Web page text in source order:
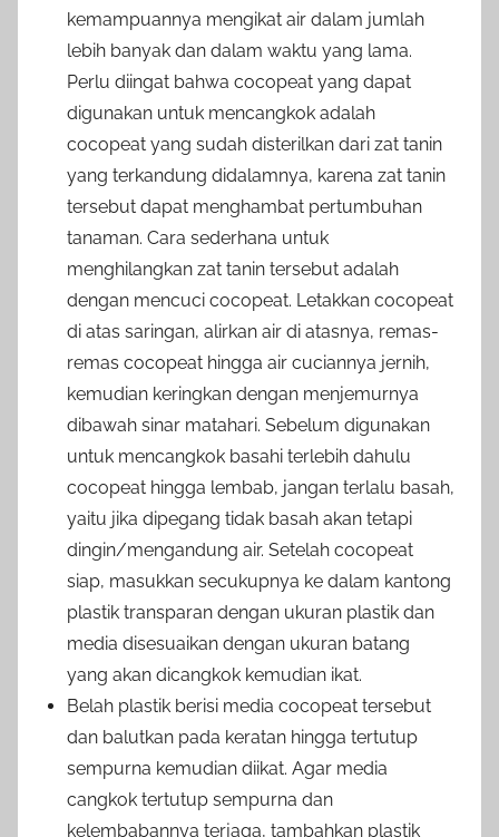
kemampuannya mengikat air dalam jumlah
lebih banyak dan dalam waktu yang lama.
Perlu diingat bahwa cocopeat yang dapat
digunakan untuk mencangkok adalah
cocopeat yang sudah disterilkan dari zat tanin
yang terkandung didalamnya, karena zat tanin
tersebut dapat menghambat pertumbuhan
tanaman. Cara sederhana untuk
menghilangkan zat tanin tersebut adalah
dengan mencuci cocopeat. Letakkan cocopeat
di atas saringan, alirkan air di atasnya, remas-
remas cocopeat hingga air cuciannya jernih,
kemudian keringkan dengan menjemurnya
dibawah sinar matahari. Sebelum digunakan
untuk mencangkok basahi terlebih dahulu
cocopeat hingga lembab, jangan terlalu basah,
yaitu jika dipegang tidak basah akan tetapi
dingin/mengandung air. Setelah cocopeat
siap, masukkan secukupnya ke dalam kantong
plastik transparan dengan ukuran plastik dan
media disesuaikan dengan ukuran batang
yang akan dicangkok kemudian ikat.
Belah plastik berisi media cocopeat tersebut
dan balutkan pada keratan hingga tertutup
sempurna kemudian diikat. Agar media
cangkok tertutup sempurna dan
kelembabannya terjaga, tambahkan plastik